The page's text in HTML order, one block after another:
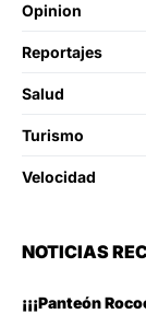
Opinion
Reportajes
Salud
Turismo
Velocidad
NOTICIAS
¡¡¡Panteón